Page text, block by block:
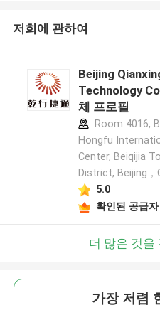
저희에 관하여
Beijing
Technology
체 프로필
Room 4016,
Hongfu
Center, Beiqijia
District, Beijing，
5.0
확인된 공급자
더 많은 것을
가장 저렴